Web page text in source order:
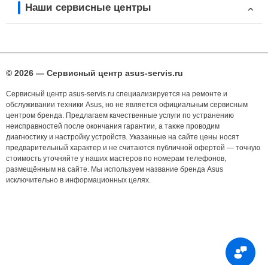
Наши сервисные центры
© 2026 — Сервисный центр asus-servis.ru
Сервисный центр asus-servis.ru специализируется на ремонте и
обслуживании техники Asus, но не является официальным сервисным
центром бренда. Предлагаем качественные услуги по устранению
неисправностей после окончания гарантии, а также проводим
диагностику и настройку устройств. Указанные на сайте цены носят
предварительный характер и не считаются публичной офертой — точную
стоимость уточняйте у наших мастеров по номерам телефонов,
размещённым на сайте. Мы используем название бренда Asus
исключительно в информационных целях.